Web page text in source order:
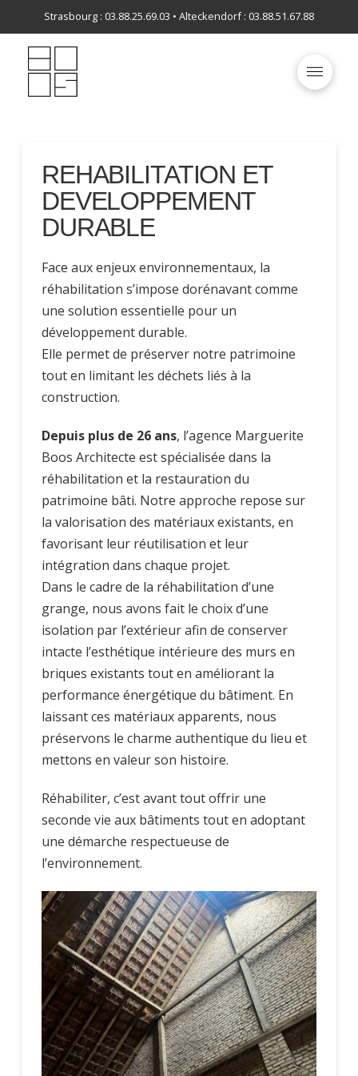
Strasbourg : 03.88.25.69.03 • Alteckendorf : 03.88.51.67.88
REHABILITATION ET
DEVELOPPEMENT
DURABLE
Face aux enjeux environnementaux, la
réhabilitation s’impose dorénavant comme
une solution essentielle pour un
développement durable.
Elle permet de préserver notre patrimoine
tout en limitant les déchets liés à la
construction.
Depuis plus de 26 ans, l’agence Marguerite
Boos Architecte est spécialisée dans la
réhabilitation et la restauration du
patrimoine bâti. Notre approche repose sur
la valorisation des matériaux existants, en
favorisant leur réutilisation et leur
intégration dans chaque projet.
Dans le cadre de la réhabilitation d’une
grange, nous avons fait le choix d’une
isolation par l’extérieur afin de conserver
intacte l’esthétique intérieure des murs en
briques existants tout en améliorant la
performance énergétique du bâtiment. En
laissant ces matériaux apparents, nous
préservons le charme authentique du lieu et
mettons en valeur son histoire.
Réhabiliter, c’est avant tout offrir une
seconde vie aux bâtiments tout en adoptant
une démarche respectueuse de
l’environnement.